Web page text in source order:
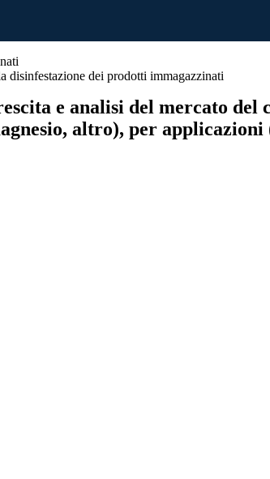
disinfestazione dei prodotti immagazzinati
e analisi del mercato
altro), per